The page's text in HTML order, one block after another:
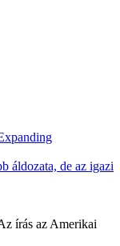
áldozata, de az igazi
írás az Amerikai